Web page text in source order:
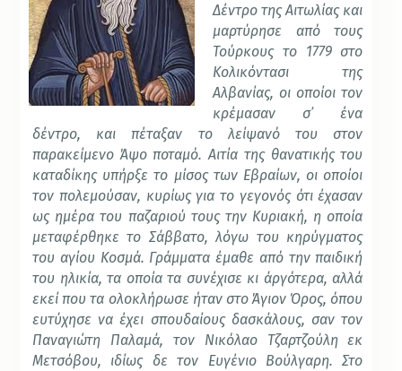
Δέντρο της Αιτωλίας και
μαρτύρησε από τους
Τούρκους το 1779 στο
Κολικόντασι της
Αλβανίας, οι οποίοι τον
κρέμασαν σ᾽ ένα
δέντρο, και πέταξαν το λείψανό του στον
παρακείμενο Άψο ποταμό. Αιτία της θανατικής του
καταδίκης υπήρξε το μίσος των Εβραίων, οι οποίοι
τον πολεμούσαν, κυρίως για το γεγονός ότι έχασαν
ως ημέρα του παζαριού τους την Κυριακή, η οποία
μεταφέρθηκε το Σάββατο, λόγω του κηρύγματος
του αγίου Κοσμά. Γράμματα έμαθε από την παιδική
του ηλικία, τα οποία τα συνέχισε κι άργότερα, αλλά
εκεί που τα ολοκλήρωσε ήταν στο Άγιον Όρος, όπου
ευτύχησε να έχει σπουδαίους δασκάλους, σαν τον
Παναγιώτη Παλαμά, τον Νικόλαο Τζαρτζούλη εκ
Μετσόβου, ιδίως δε τον Ευγένιο Βούλγαρη. Στο